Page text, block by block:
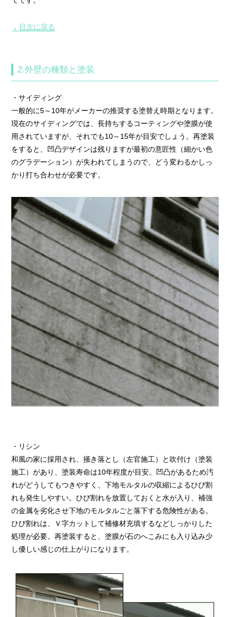
▲ 目次に戻る
2.外壁の種類と塗装
・サイディング
一般的に5～10年がメーカーの推奨する塗替え時期となります。
現在のサイディングでは、長持ちするコーティングや塗膜が使
用されていますが、それでも10～15年が目安でしょう。再塗装
をすると、凹凸デザインは残りますが最初の意匠性（細かい色
のグラデーション）が失われてしまうので、どう変わるかしっ
かり打ち合わせが必要です。
・リシン
和風の家に採用され、掻き落とし（左官施工）と吹付け（塗装
施工）があり、塗装寿命は10年程度が目安。凹凸があるため汚
れがどうしてもつきやすく、下地モルタルの収縮によるひび割
れも発生しやすい。ひび割れを放置しておくと水が入り、補強
の金属を劣化させ下地のモルタルごと落下する危険性がある。
ひび割れは、Ｖ字カットして補修材充填するなどしっかりした
処理が必要。再塗装すると、塗膜が石のへこみにも入り込み少
し優しい感じの仕上がりになります。